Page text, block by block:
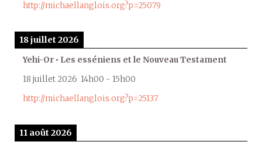
http://michaellanglois.org?p=25079
18 juillet 2026
Yehi-Or • Les esséniens et le Nouveau Testament
18 juillet 2026 14h00 - 15h00
http://michaellanglois.org?p=25137
11 août 2026